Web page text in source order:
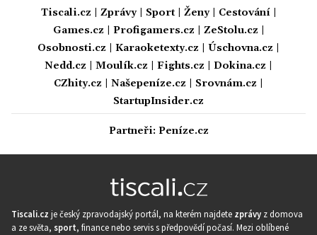
Tiscali.cz Zprávy| Sport| Ženy| Cestování|
Games.cz
Profigamers.cz ZeStolu.cz
Osobnosti.cz
Karaoketexty.cz Úschovna.cz
Nedd.cz
Moulík.cz Fights.cz Dokina.cz
CZhity.cz
Našepeníze.cz Srovnám.cz
StartupInsider.cz
Partneři: Peníze.cz
Tiscali.cz je český zpravodajský portál, na kterém najdete zprávy z domova
a ze světa, sport, finance nebo servis s předpovědí počasí. Mezi oblíbené